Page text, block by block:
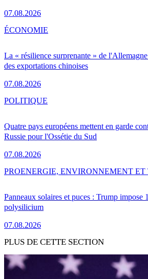
07.08.2026
La « résilience surprenante » de
des exportations chinoises
07.08.2026
ÉCONOMIE
Quatre pays européens mettent en garde
Russie pour l'Ossétie du Sud
07.08.2026
POLITIQUE
Panneaux solaires et puces : Trump impose
polysilicium
07.08.2026
PROENERGIE, ENVIRONNEMENT ET
PLUS DE CETTE SECTION